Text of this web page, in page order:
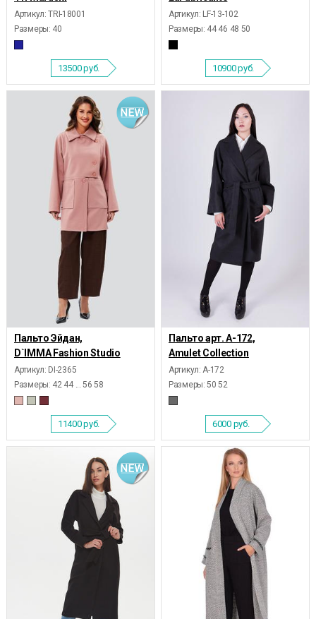
Артикул: TRI-18001
Размеры: 40
13500руб.
Артикул: LF-13-102
Размеры: 44 46 48 50
10900руб.
Пальто Эйдан,
D`IMMA Fashion Studio
Артикул: DI-2365
Размеры: 42 44 ... 56 58
11400руб.
Пальто арт. А-172,
Amulet Collection
Артикул: А-172
Размеры: 50 52
6000 руб.